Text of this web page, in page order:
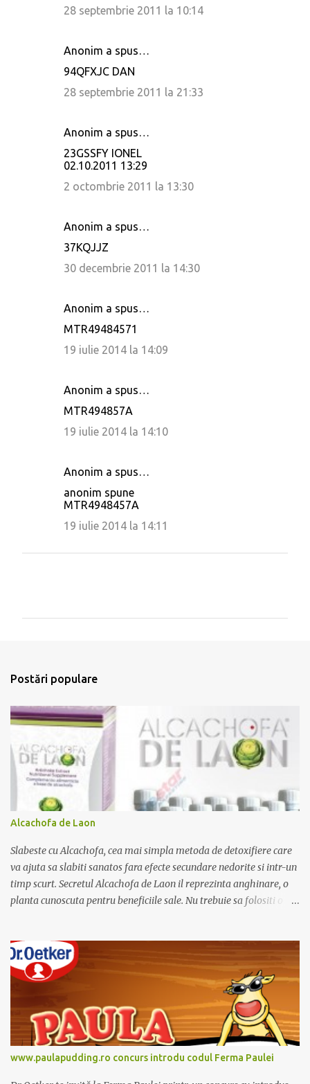
28 septembrie 2011 la 10:14
Anonim a spus…
94QFXJC DAN
28 septembrie 2011 la 21:33
Anonim a spus…
23GSSFY IONEL
02.10.2011 13:29
2 octombrie 2011 la 13:30
Anonim a spus…
37KQJJZ
30 decembrie 2011 la 14:30
Anonim a spus…
MTR49484571
19 iulie 2014 la 14:09
Anonim a spus…
MTR494857A
19 iulie 2014 la 14:10
Anonim a spus…
anonim spune
MTR4948457A
19 iulie 2014 la 14:11
m
e
ț
u
n
c
n
a
r
u
Postări populare
Alcachofa de Laon
Slabeste cu Alcachofa, cea mai simpla metoda de detoxifiere care
va ajuta sa slabiti sanatos fara efecte secundare nedorite si intr-un
timp scurt. Secretul Alcachofa de Laon il reprezinta anghinare, o
planta cunoscuta pentru beneficiile sale. Nu trebuie sa folositi o
www.paulapudding.ro concurs introdu codul Ferma Paulei